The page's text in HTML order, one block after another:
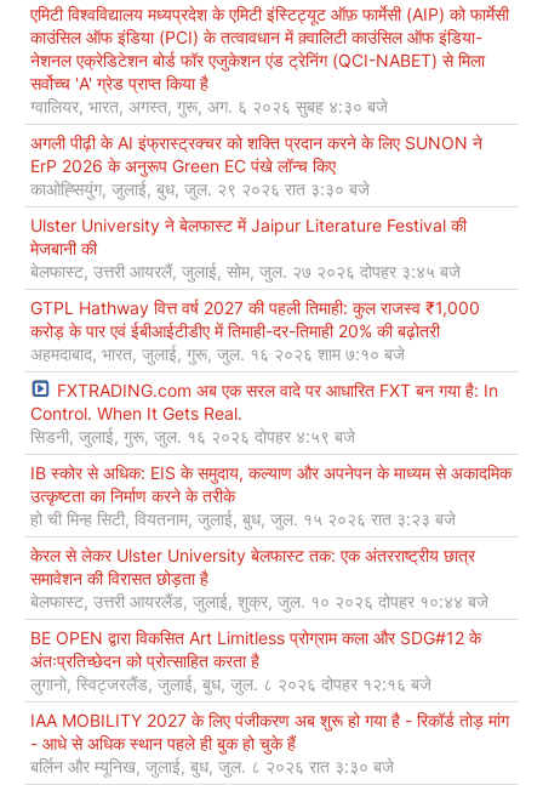
एमिटी विश्वविद्यालय मध्यप्रदेश के एमिटी इंस्टिट्यूट ऑफ़ फार्मेसी (AIP) को फार्मेसी
काउंसिल ऑफ इंडिया (PCI) के तत्वावधान में क़्वालिटी काउंसिल ऑफ इंडिया-
नेशनल एक्रेडिटेशन बोर्ड फॉर एजुकेशन एंड ट्रेनिंग (QCI-NABET) से मिला
सर्वोच्च 'A' ग्रेड प्राप्त किया है
ग्वालियर, भारत, अगस्त, गुरू, अग. ६ २०२६ सुबह ४:३० बजे
अगली पीढ़ी के AI इंफ्रास्ट्रक्चर को शक्ति प्रदान करने के लिए SUNON ने
ErP 2026 के अनुरूप Green EC पंखे लॉन्च किए
काओह्सियुंग, जुलाई, बुध, जुल. २९ २०२६ रात ३:३० बजे
Ulster University ने बेलफास्ट में Jaipur Literature Festival की
मेजबानी की
बेलफास्ट, उत्तरी आयरलैं, जुलाई, सोम, जुल. २७ २०२६ दोपहर ३:४५ बजे
GTPL Hathway वित्त वर्ष 2027 की पहली तिमाही: कुल राजस्व ₹1,000
करोड़ के पार एवं ईबीआईटीडीए में तिमाही-दर-तिमाही 20% की बढ़ोतरी
अहमदाबाद, भारत, जुलाई, गुरू, जुल. १६ २०२६ शाम ७:१० बजे
FXTRADING.com अब एक सरल वादे पर आधारित FXT बन गया है: In
Control. When It Gets Real.
सिडनी, जुलाई, गुरू, जुल. १६ २०२६ दोपहर ४:५९ बजे
IB स्कोर से अधिक: EIS के समुदाय, कल्याण और अपनेपन के माध्यम से अकादमिक
उत्कृष्टता का निर्माण करने के तरीके
हो ची मिन्ह सिटी, वियतनाम, जुलाई, बुध, जुल. १५ २०२६ रात ३:२३ बजे
केरल से लेकर Ulster University बेलफास्ट तक: एक अंतरराष्ट्रीय छात्र
समावेशन की विरासत छोड़ता है
बेलफास्ट, उत्तरी आयरलैंड, जुलाई, शुक्र, जुल. १० २०२६ दोपहर १०:४४ बजे
BE OPEN द्वारा विकसित Art Limitless प्रोग्राम कला और SDG#12 के
अंतःप्रतिच्छेदन को प्रोत्साहित करता है
लुगानो, स्विट्जरलैंड, जुलाई, बुध, जुल. ८ २०२६ दोपहर १२:१६ बजे
IAA MOBILITY 2027 के लिए पंजीकरण अब शुरू हो गया है - रिकॉर्ड तोड़ मांग
- आधे से अधिक स्थान पहले ही बुक हो चुके हैं
बर्लिन और म्यूनिख, जुलाई, बुध, जुल. ८ २०२६ रात ३:३० बजे